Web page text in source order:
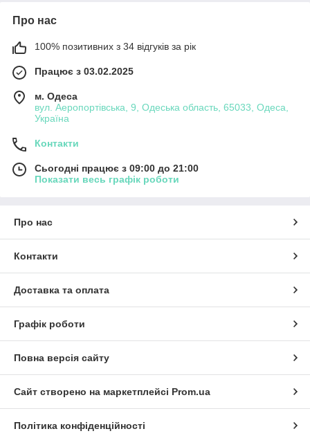
Про нас
100% позитивних з 34 відгуків за рік
Працює з 03.02.2025
м. Одеса
вул. Аеропортівська, 9, Одеська область, 65033, Одеса,
Україна
Контакти
Сьогодні працює з 09:00 до 21:00
Показати весь графік роботи
Про нас
Контакти
Доставка та оплата
Графік роботи
Повна версія сайту
Сайт створено на маркетплейсі Prom.ua
Політика конфіденційності